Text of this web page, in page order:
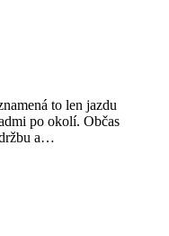
to len jazdu
po okolí. Občas
a…